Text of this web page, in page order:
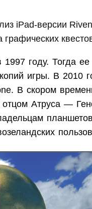
iPad-версии
году. Тогда
игры. В 2010
В скором
Атруса —